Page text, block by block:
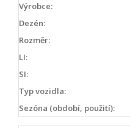
Výrobce:
Dezén:
Rozměr:
LI:
SI:
Typ vozidla:
Sezóna (období, použití):